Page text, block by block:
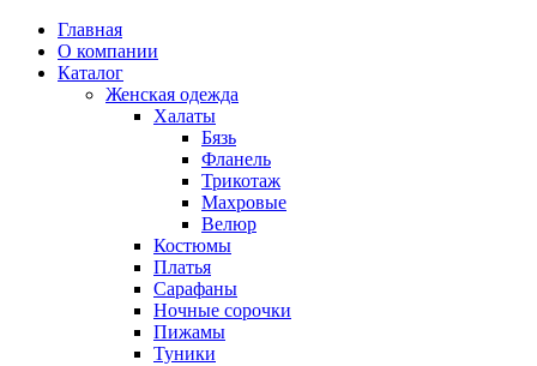
Главная
О компании
Каталог
Женская одежда
Халаты
Бязь
Фланель
Трикотаж
Махровые
Велюр
Костюмы
Платья
Сарафаны
Ночные сорочки
Пижамы
Туники